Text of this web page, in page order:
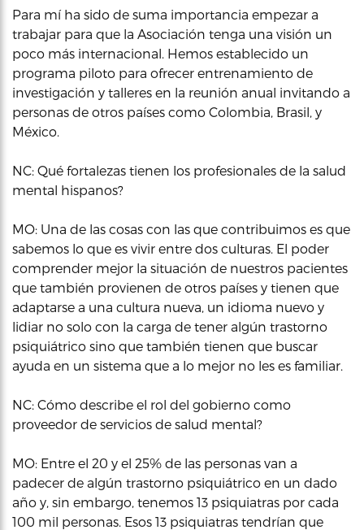
Para mí ha sido de suma importancia empezar a
trabajar para que la Asociación tenga una visión un
poco más internacional. Hemos establecido un
programa piloto para ofrecer entrenamiento de
investigación y talleres en la reunión anual invitando a
personas de otros países como Colombia, Brasil, y
México.
NC: Qué fortalezas tienen los profesionales de la salud
mental hispanos?
MO: Una de las cosas con las que contribuimos es que
sabemos lo que es vivir entre dos culturas. El poder
comprender mejor la situación de nuestros pacientes
que también provienen de otros países y tienen que
adaptarse a una cultura nueva, un idioma nuevo y
lidiar no solo con la carga de tener algún trastorno
psiquiátrico sino que también tienen que buscar
ayuda en un sistema que a lo mejor no les es familiar.
NC: Cómo describe el rol del gobierno como
proveedor de servicios de salud mental?
MO: Entre el 20 y el 25% de las personas van a
padecer de algún trastorno psiquiátrico en un dado
año y, sin embargo, tenemos 13 psiquiatras por cada
100 mil personas. Esos 13 psiquiatras tendrían que